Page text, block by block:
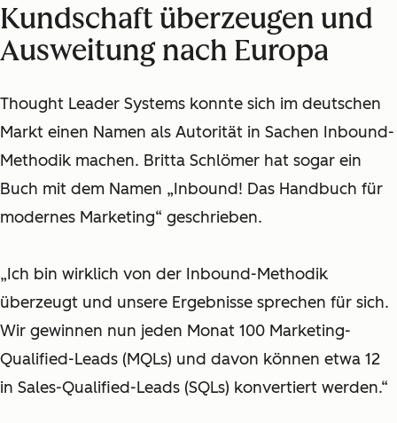
Kundschaft überzeugen und
Ausweitung nach Europa
Thought Leader Systems konnte sich im deutschen
Markt einen Namen als Autorität in Sachen Inbound-
Methodik machen. Britta Schlömer hat sogar ein
Buch mit dem Namen „Inbound! Das Handbuch für
modernes Marketing“ geschrieben.
„Ich bin wirklich von der Inbound-Methodik
überzeugt und unsere Ergebnisse sprechen für sich.
Wir gewinnen nun jeden Monat 100 Marketing-
Qualified-Leads (MQLs) und davon können etwa 12
in Sales-Qualified-Leads (SQLs) konvertiert werden.“